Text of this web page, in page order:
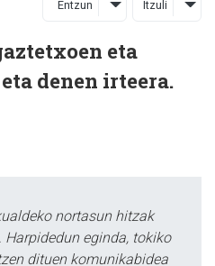
Entzun Itzuli
eta
denen irteera.
nortasun hitzak
eginda, tokiko
dituen komunikabidea